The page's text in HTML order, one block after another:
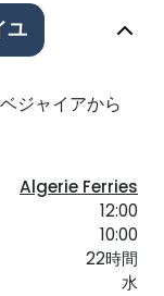
ユ
ジャイアから
Algerie Ferries
12:00
10:00
22時間
水